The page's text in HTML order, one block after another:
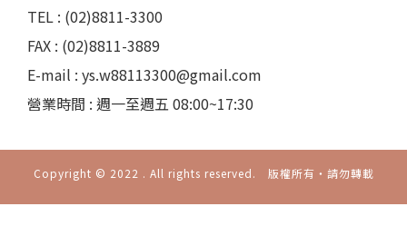
TEL : (02)8811-3300
FAX : (02)8811-3889
E-mail : ys.w88113300@gmail.com
營業時間 : 週一至週五 08:00~17:30
Copyright © 2022 . All rights reserved. 版權所有‧請勿轉載